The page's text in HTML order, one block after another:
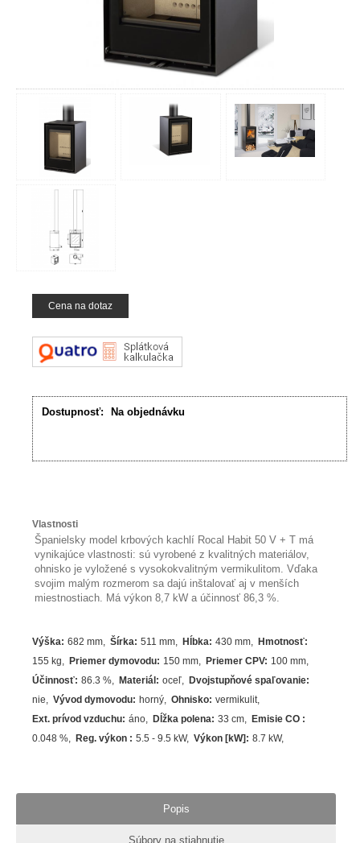
Cena na dotaz
Dostupnosť: Na objednávku
Vlastnosti
Španielsky model krbových kachlí Rocal Habit 50 V + T má
vynikajúce vlastnosti: sú vyrobené z kvalitných materiálov,
ohnisko je vyložené s vysokokvalitným vermikulitom. Vďaka
svojim malým rozmerom sa dajú inštalovať aj v menších
miestnostiach. Má výkon 8,7 kW a účinnosť 86,3 %.
Výška: 682 mm Šírka: 511 mm Hĺbka: 430 mm Hmotnosť:
155 kg
Priemer dymovodu: 150 mm Priemer CPV: 100 mm
Účinnosť: 86.3% Materiál : oceľ Dvojstupňové spaľovanie:
nie
Vývod dymovodu: horný Ohnisko: vermikulit
Ext. prívod vzduchu: áno Dĺžka polena: 33 cm Emisie CO :
0.048 %
Reg. výkon : 5.5 - 9.5 kW Výkon [kW] : 8.7 kW
Popis
Súbory na stiahnutie